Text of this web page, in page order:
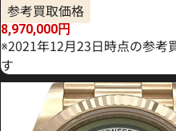
参考買取価格
8,970,000円
※2021年12月23日時点の参考
す